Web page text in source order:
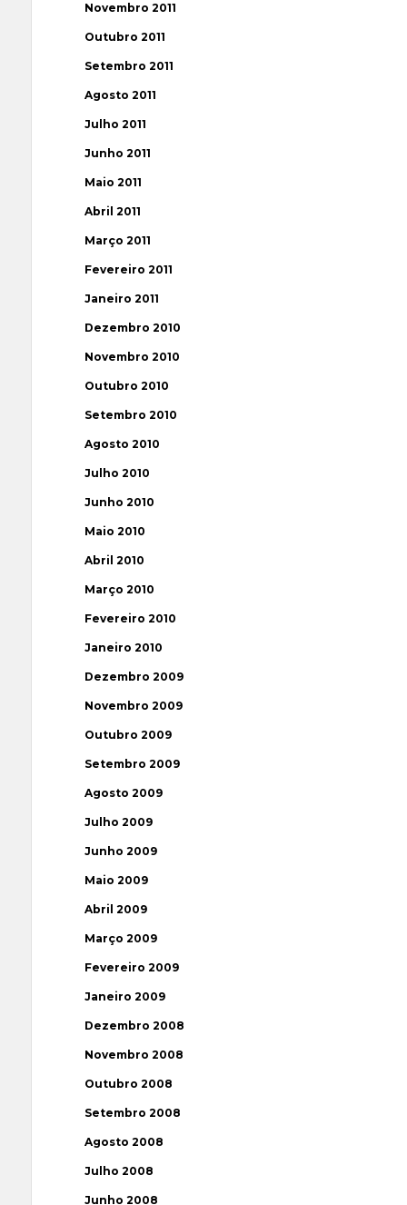
Novembro 2011
Outubro 2011
Setembro 2011
Agosto 2011
Julho 2011
Junho 2011
Maio 2011
Abril 2011
Março 2011
Fevereiro 2011
Janeiro 2011
Dezembro 2010
Novembro 2010
Outubro 2010
Setembro 2010
Agosto 2010
Julho 2010
Junho 2010
Maio 2010
Abril 2010
Março 2010
Fevereiro 2010
Janeiro 2010
Dezembro 2009
Novembro 2009
Outubro 2009
Setembro 2009
Agosto 2009
Julho 2009
Junho 2009
Maio 2009
Abril 2009
Março 2009
Fevereiro 2009
Janeiro 2009
Dezembro 2008
Novembro 2008
Outubro 2008
Setembro 2008
Agosto 2008
Julho 2008
Junho 2008